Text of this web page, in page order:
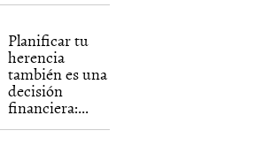
Planificar tu
herencia
también es una
decisión
financiera:...